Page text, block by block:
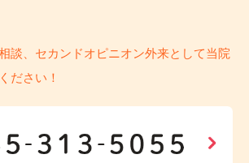
談、セカンドオピニオン外来として当院
ださい！